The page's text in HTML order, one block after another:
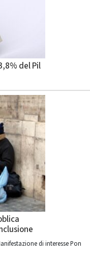
del Pil
di interesse Pon